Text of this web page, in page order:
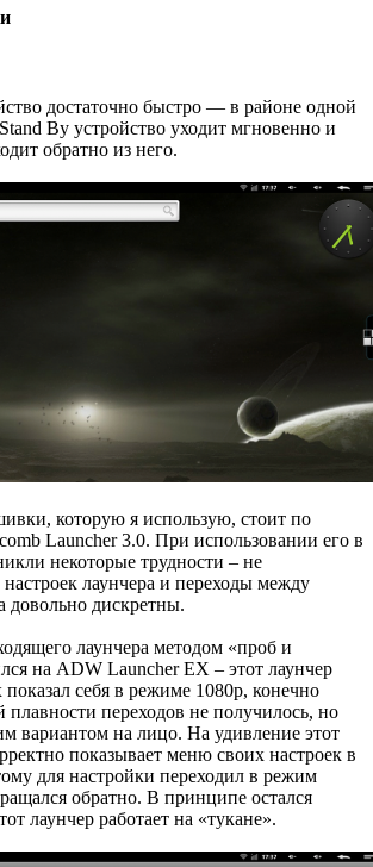
достаточно быстро — в районе одной
By устройство уходит мгновенно и
обратно из него.
которую я использую, стоит по
Launcher 3.0. При использовании его в
некоторые трудности – не
лаунчера и переходы между
довольно дискретны.
лаунчера методом «проб и
на ADW Launcher EX – этот лаунчер
себя в режиме 1080p, конечно
плавности переходов не получилось, но
вариантом на лицо. На удивление этот
показывает меню своих настроек в
для настройки переходил в режим
обратно. В принципе остался
лаунчер работает на «тукане».